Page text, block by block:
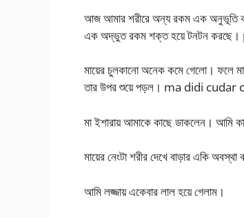
আজ আমার শরীরে অন্য রকম এক অনুভূতি কাজ
এক অদ্ভুত রকম শক্ত হয়ে টনটন
মায়ের চুলকানো অনেক কমে গেলো। ফলে মার
তার উপর শুয়ে পড়ল। ma didi cudar
মা ইশারায় আমাকে কাছে ডাকলেন। আমি
মায়ের নেংটা শরীর দেখে বাড়ার একি
আমি লজ্জায় একেবার লাল হয়ে গেলাম।